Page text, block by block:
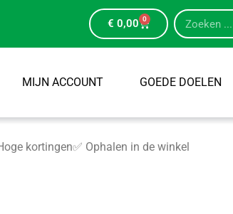
€ 0,00 0
MIJN ACCOUNT GOEDE DOELEN
kortingen✅ Ophalen in de winkel